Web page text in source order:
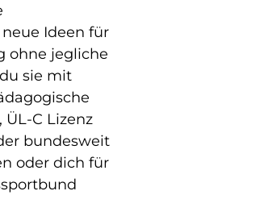
Ideen für
ohne jegliche
sie mit
C Lizenz
bundesweit
oder dich für